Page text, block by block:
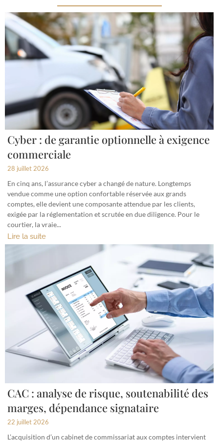
Cyber : de garantie optionnelle à exigence
commerciale
28 juillet 2026
En cinq ans, l’assurance cyber a changé de nature. Longtemps
vendue comme une option confortable réservée aux grands
comptes, elle devient une composante attendue par les clients,
exigée par la réglementation et scrutée en due diligence. Pour le
courtier, la vraie...
Lire la suite
CAC : analyse de risque, soutenabilité des
marges, dépendance signataire
22 juillet 2026
L’acquisition d’un cabinet de commissariat aux comptes intervient